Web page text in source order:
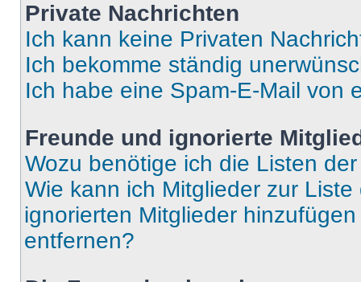
Private Nachrichten
Ich kann keine Privaten
Ich bekomme ständig
Ich habe eine Spam-E-Mail von
Freunde und ignorierte
Wozu benötige ich die Listen
Wie kann ich Mitglieder zur
ignorierten Mitglieder
entfernen?